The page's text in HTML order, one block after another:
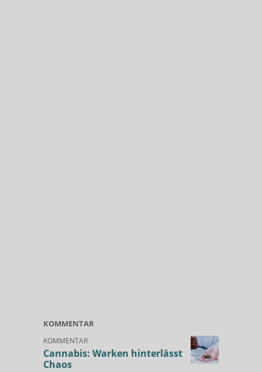
KOMMENTAR
KOMMENTAR
Cannabis: Warken hinterlässt
Chaos